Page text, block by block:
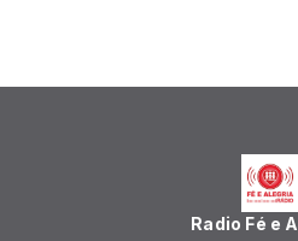
Radio Fé e